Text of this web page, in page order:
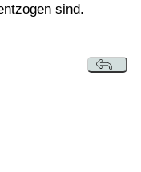
sind.